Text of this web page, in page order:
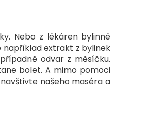
Nebo z lékáren bylinné
extrakt z bylinek
odvar z měsíčku.
bolet. A mimo pomoci
našeho maséra a